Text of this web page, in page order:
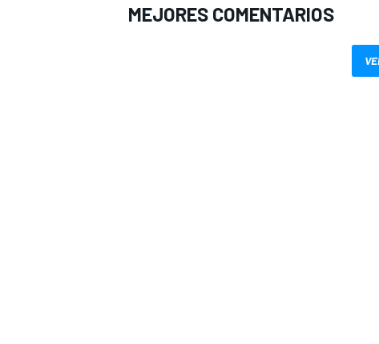
MEJORES COMENTARIOS